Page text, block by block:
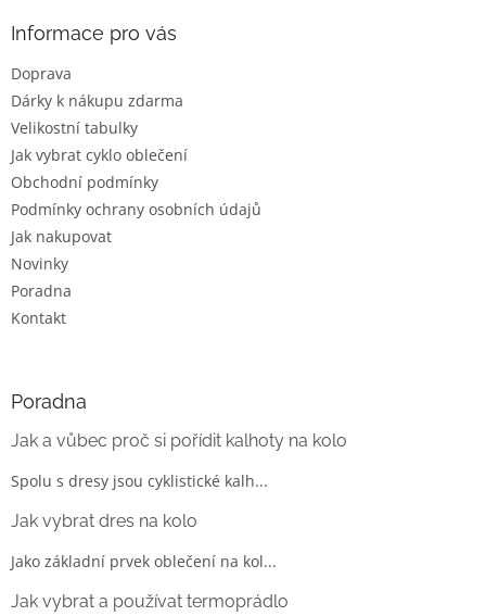
Informace pro vás
Doprava
Dárky k nákupu zdarma
Velikostní tabulky
Jak vybrat cyklo oblečení
Obchodní podmínky
Podmínky ochrany osobních údajů
Jak nakupovat
Novinky
Poradna
Kontakt
Poradna
Jak a vůbec proč si pořídit kalhoty na kolo
Spolu s dresy jsou cyklistické kalh...
Jak vybrat dres na kolo
Jako základní prvek oblečení na kol...
Jak vybrat a používat termoprádlo